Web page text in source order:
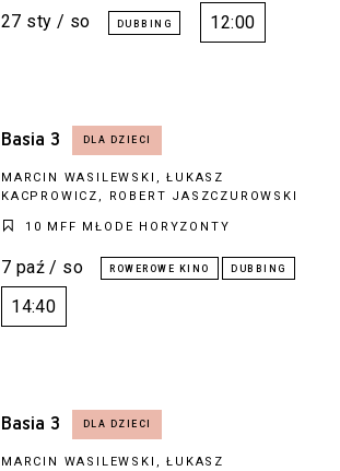
27 sty / so 12:00
Basia 3
MARCIN WASILEWSKI, ŁUKASZ
KACPROWICZ, ROBERT JASZCZUROWSKI
10 MFF MŁODE HORYZONTY
7 paź / so
14:40
Basia 3
MARCIN WASILEWSKI, ŁUKASZ